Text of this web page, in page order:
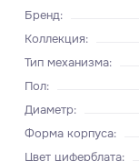
Бренд:
Коллекция:
Тип механизма:
Пол:
Диаметр:
Форма корпуса:
Цвет циферблата: